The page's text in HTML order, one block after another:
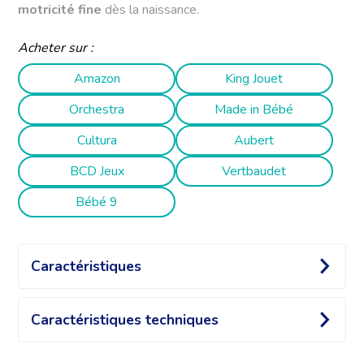
motricité fine dès la naissance.
Acheter sur :
Amazon
King Jouet
Orchestra
Made in Bébé
Cultura
Aubert
BCD Jeux
Vertbaudet
Bébé 9
Caractéristiques
fabriqué en France
Caractéristiques techniques